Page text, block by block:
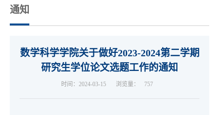
通知
数学科学学院关于做好2023-2024第二学期
研究生学位论文选题工作的通知
时间：2024-03-15 浏览量： 757